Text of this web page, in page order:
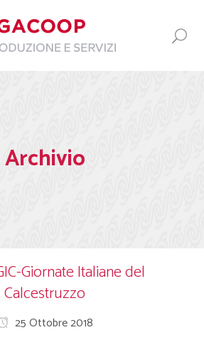
Archivio
Giornate Italiane del
Calcestruzzo
25 Ottobre 2018